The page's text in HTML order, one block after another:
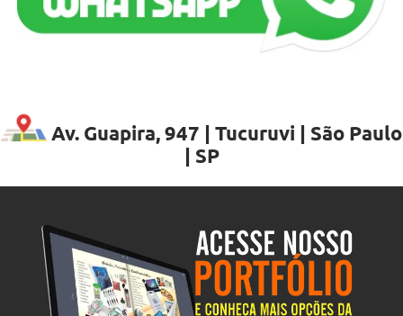
Av. Guapira, 947 | Tucuruvi | São Paulo
| SP